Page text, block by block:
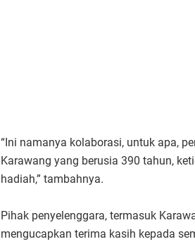
“Ini namanya kolaborasi, untuk apa,
Karawang yang berusia 390 tahun,
hadiah,” tambahnya.
Pihak penyelenggara, termasuk
mengucapkan terima kasih kepada